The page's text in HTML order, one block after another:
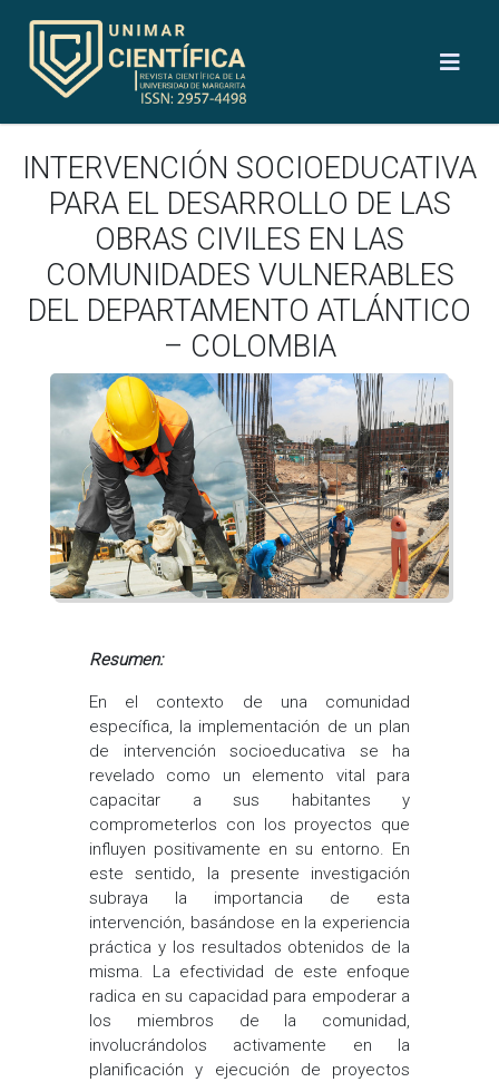
INTERVENCIÓN SOCIOEDUCATIVA
PARA EL DESARROLLO DE LAS
OBRAS CIVILES EN LAS
COMUNIDADES VULNERABLES
DEL DEPARTAMENTO ATLÁNTICO
– COLOMBIA
Resumen:
En el contexto de una comunidad
específica, la implementación de un plan
de intervención socioeducativa se ha
revelado como un elemento vital para
capacitar a sus habitantes y
comprometerlos con los proyectos que
influyen positivamente en su entorno. En
este sentido, la presente investigación
subraya la importancia de esta
intervención, basándose en la experiencia
práctica y los resultados obtenidos de la
misma. La efectividad de este enfoque
radica en su capacidad para empoderar a
los miembros de la comunidad,
involucrándolos activamente en la
planificación y ejecución de proyectos